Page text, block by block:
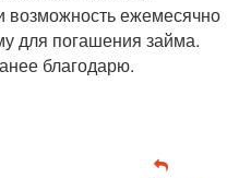
возможность ежемесячно
для погашения займа.
благодарю.